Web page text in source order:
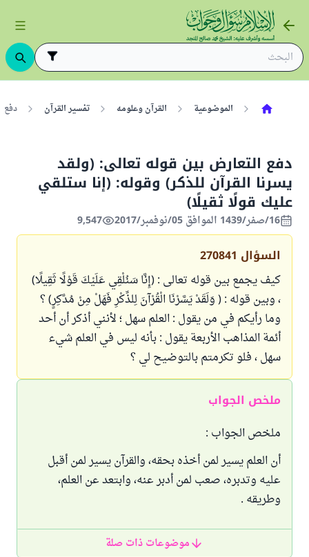
الموضوعية القرآن وعلومه تفسير القرآن دفع
دفع التعارض بين قوله تعالى: (ولقد
يسرنا القرآن للذكر) وقوله: (إنا ستلقي
عليك قولًا ثقيلًا)
16/صفر/1439 الموافق 05/نوفمبر/2017 9,547
السؤال 270841
كيف يجمع بين قوله تعالى : (إِنَّا سَنُلْقِي عَلَيْكَ قَوْلًا ثَقِيلًا)
، وبين قوله : ( وَلَقَدْ يَسَّرْنَا الْقُرْآنَ لِلذِّكْرِ فَهَلْ مِنْ مُدَّكِرٍ) ؟
وما رأيكم في من يقول : العلم سهل ؛ لأنني أذكر أن أحد
أئمة المذاهب الأربعة يقول : بأنه ليس في العلم شيء
سهل ، فلو تكرمتم بالتوضيح لي ؟
ملخص الجواب
ملخص الجواب :
أن العلم يسير لمن أخذه بحقه، والقرآن يسير لمن أقبل
عليه وتدبره، صعب لمن أدبر عنه، وابتعد عن العلم،
وطريقه .
موضوعات ذات صلة